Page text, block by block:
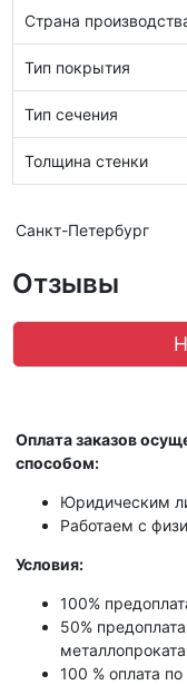
Страна
Тип покрытия
Тип сечения
Толщина стенки
Санкт-Петербург
Отзывы
Оплата заказов
способом:
Юридическим
Работаем с
Условия:
100%
50%
металлопроката
100 % оплата